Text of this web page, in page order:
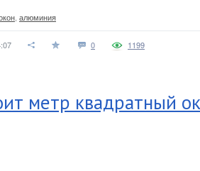
алюминия
0 1199
метр квадратный